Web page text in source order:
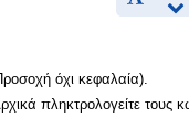
όχι κεφαλαία).
πληκτρολογείτε τους